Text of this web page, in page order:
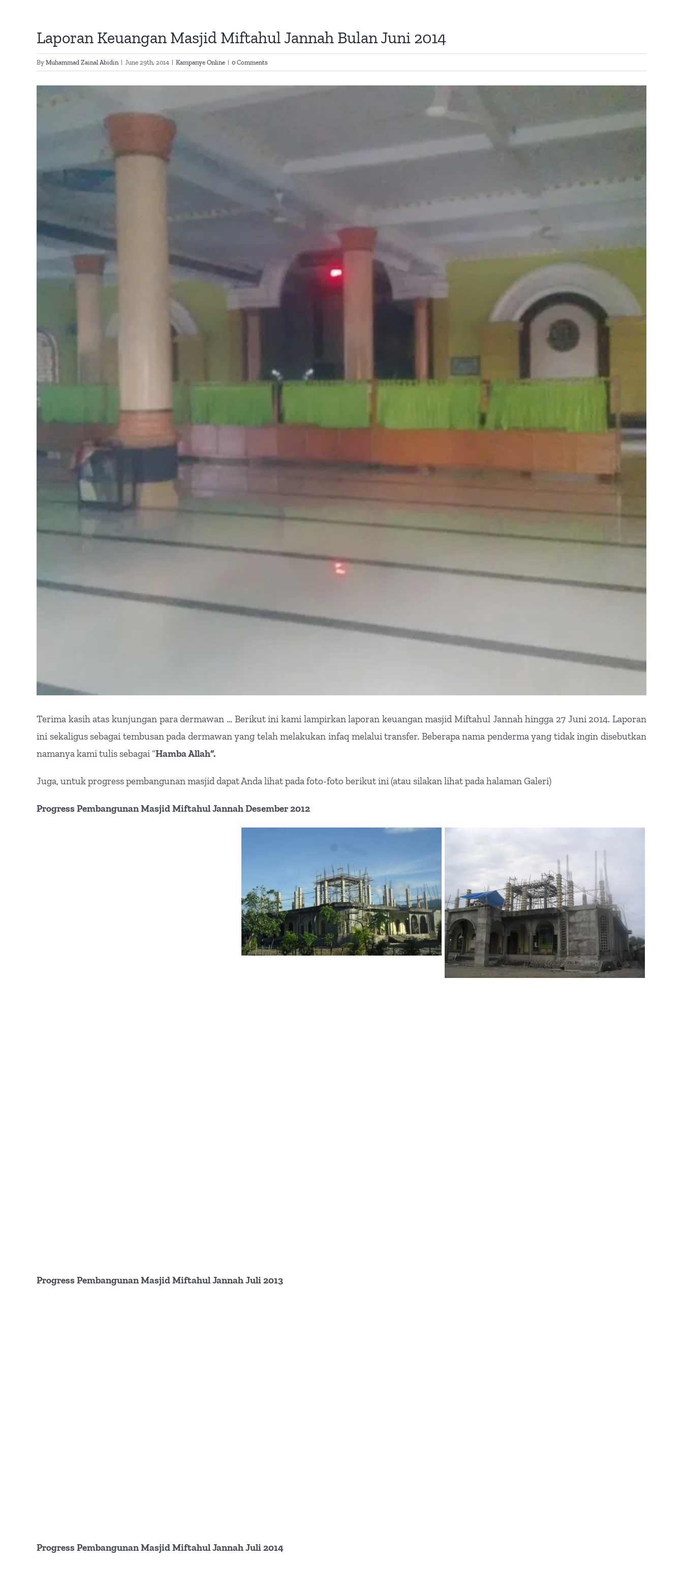
Laporan Keuangan Masjid Miftahul Jannah Bulan Juni 2014
By Muhammad Zainal Abidin | June 29th, 2014 | Kampanye Online | 0 Comments
Terima kasih atas kunjungan para dermawan … Berikut ini kami lampirkan laporan keuangan masjid Miftahul Jannah hingga 27 Juni 2014. Laporan
ini sekaligus sebagai tembusan pada dermawan yang telah melakukan infaq melalui transfer. Beberapa nama penderma yang tidak ingin disebutkan
namanya kami tulis sebagai “Hamba Allah”.
Juga, untuk progress pembangunan masjid dapat Anda lihat pada foto-foto berikut ini (atau silakan lihat pada halaman Galeri)
Progress Pembangunan Masjid Miftahul Jannah Desember 2012
Progress Pembangunan Masjid Miftahul Jannah Juli 2013
Progress Pembangunan Masjid Miftahul Jannah Juli 2014